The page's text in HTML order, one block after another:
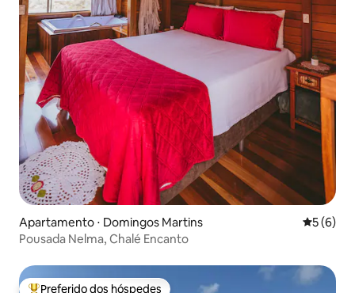
Apartamento ⋅ Domingos Martins 5 de
5 (6)
Pousada Nelma, Chalé Encanto
Preferido dos hóspedes